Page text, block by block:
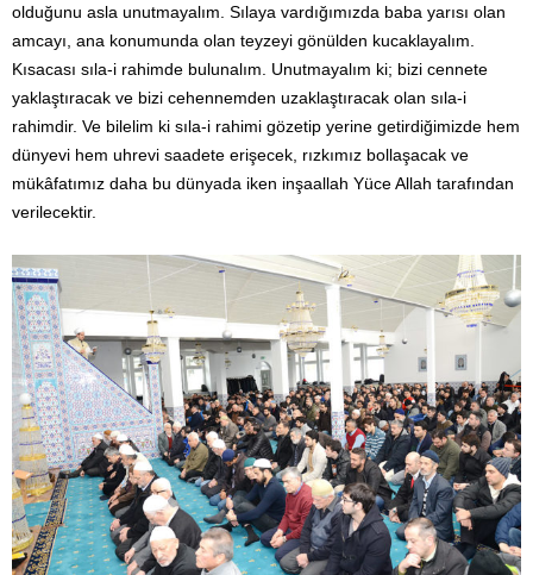
olduğunu asla unutmayalım. Sılaya vardığımızda baba yarısı olan
amcayı, ana konumunda olan teyzeyi gönülden kucaklayalım.
Kısacası sıla-i rahimde bulunalım. Unutmayalım ki; bizi cennete
yaklaştıracak ve bizi cehennemden uzaklaştıracak olan sıla-i
rahimdir. Ve bilelim ki sıla-i rahimi gözetip yerine getirdiğimizde hem
dünyevi hem uhrevi saadete erişecek, rızkımız bollaşacak ve
mükâfatımız daha bu dünyada iken inşaallah Yüce Allah tarafından
verilecektir.